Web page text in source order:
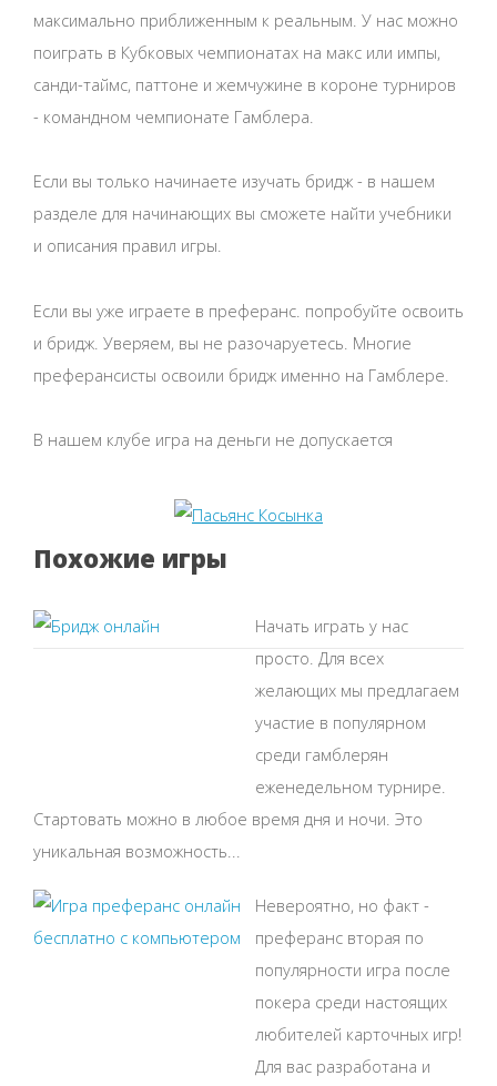
максимально приближенным к реальным. У нас можно
поиграть в Кубковых чемпионатах на макс или импы,
санди-таймс, паттоне и жемчужине в короне турниров
- командном чемпионате Гамблера.
Если вы только начинаете изучать бридж - в нашем
разделе для начинающих вы сможете найти учебники
и описания правил игры.
Если вы уже играете в преферанс. попробуйте освоить
и бридж. Уверяем, вы не разочаруетесь. Многие
преферансисты освоили бридж именно на Гамблере.
В нашем клубе игра на деньги не допускается
Похожие игры
Начать играть у нас
просто. Для всех
желающих мы предлагаем
участие в популярном
среди гамблерян
еженедельном турнире.
Стартовать можно в любое время дня и ночи. Это
уникальная возможность...
Невероятно, но факт -
преферанс вторая по
популярности игра после
покера среди настоящих
любителей карточных игр!
Для вас разработана и